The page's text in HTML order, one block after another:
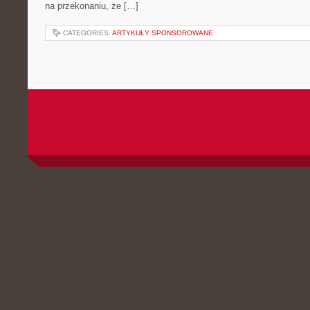
na przekonaniu, że […]
CATEGORIES: ARTYKUŁY SPONSOROWANE